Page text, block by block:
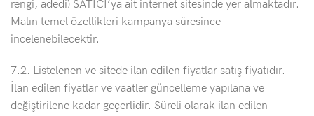
rengi, adedi) SATICI’ya ait internet sitesinde yer almaktadır.
Malın temel özellikleri kampanya süresince
incelenebilecektir.
7.2. Listelenen ve sitede ilan edilen fiyatlar satış fiyatıdır.
İlan edilen fiyatlar ve vaatler güncelleme yapılana ve
değiştirilene kadar geçerlidir. Süreli olarak ilan edilen